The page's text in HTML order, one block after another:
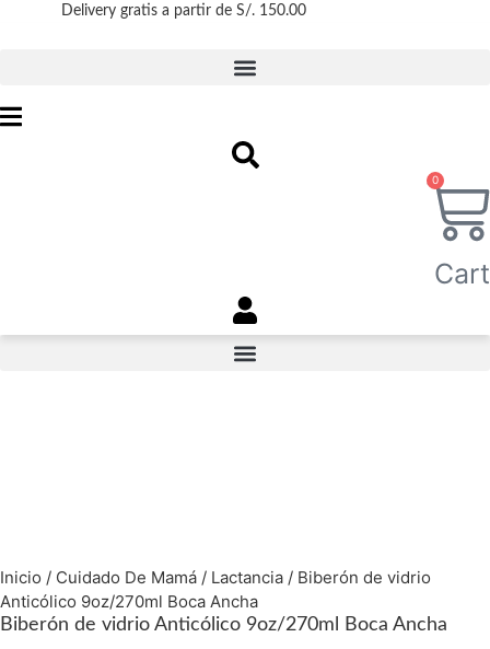
Delivery gratis a partir de S/. 150.00
0
Cart
Inicio / Cuidado De Mamá / Lactancia / Biberón de vidrio
Anticólico 9oz/270ml Boca Ancha
Biberón de vidrio Anticólico 9oz/270ml Boca Ancha